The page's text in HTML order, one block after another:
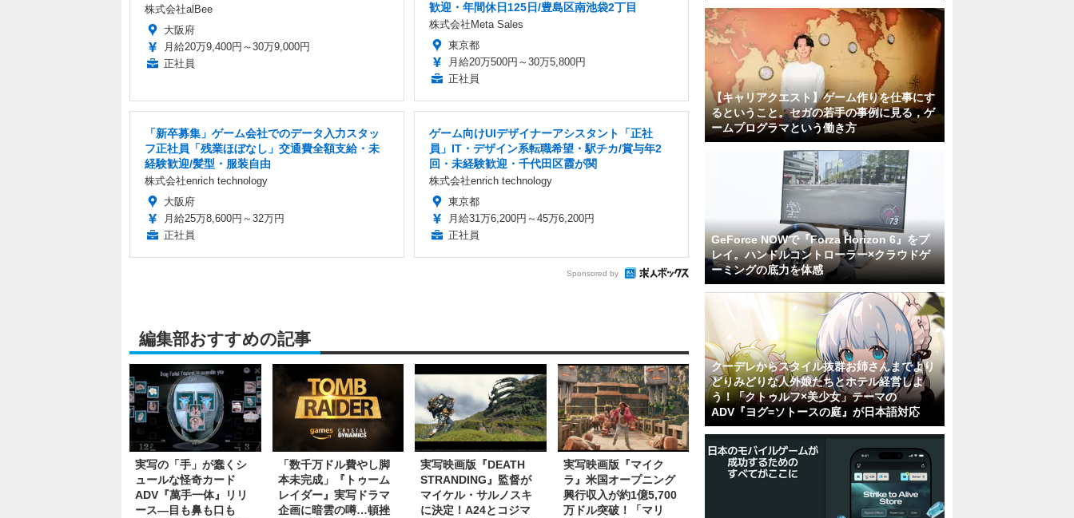
株式会社alBee
大阪府
月給20万9,400円～30万9,000円
正社員
歓迎・年間休日125日/豊島区南池袋2丁目
株式会社Meta Sales
東京都
月給20万500円～30万5,800円
正社員
「新卒募集」ゲーム会社でのデータ入力スタッ
フ正社員「残業ほぼなし」交通費全額支給・未
経験歓迎/髪型・服装自由
株式会社enrich technology
大阪府
月給25万8,600円～32万円
正社員
ゲーム向けUIデザイナーアシスタント「正社
員」IT・デザイン系転職希望・駅チカ/賞与年2
回・未経験歓迎・千代田区霞が関
株式会社enrich technology
東京都
月給31万6,200円～45万6,200円
正社員
Sponsored by
編集部おすすめの記事
実写の「手」が蠢くシ
ュールな怪奇カード
ADV『萬手一体』リリ
ース―目も鼻も口も
「数千万ドル費やし脚
本未完成」『トゥーム
レイダー』実写ドラマ
企画に暗雲の噂…頓挫
実写映画版『DEATH
STRANDING』監督が
マイケル・サルノスキ
に決定！A24とコジマ
実写映画版『マイク
ラ』米国オープニング
興行収入が約1億5,700
万ドル突破！「マリ
【キャリアクエスト】ゲーム作りを仕事にす
るということ。セガの若手の事例に見る，ゲ
ームプログラマという働き方
GeForce NOWで『Forza Horizon 6』をプ
レイ。ハンドルコントローラー×クラウドゲ
ーミングの底力を体感
クーデレからスタイル抜群お姉さんまでより
どりみどりな人外娘たちとホテル経営しよ
う！「クトゥルフ×美少女」テーマの
ADV『ヨグ=ソトースの庭』が日本語対応